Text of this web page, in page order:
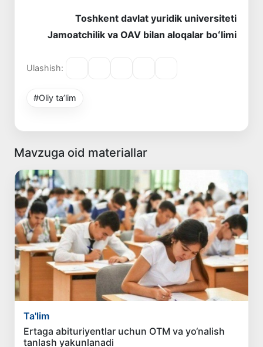
Toshkent davlat yuridik universiteti
Jamoatchilik va OAV bilan aloqalar boʻlimi
Ulashish:
#Oliy ta’lim
Mavzuga oid materiallar
Ta'lim
Ertaga abituriyentlar uchun OTM va yo‘nalish
tanlash yakunlanadi